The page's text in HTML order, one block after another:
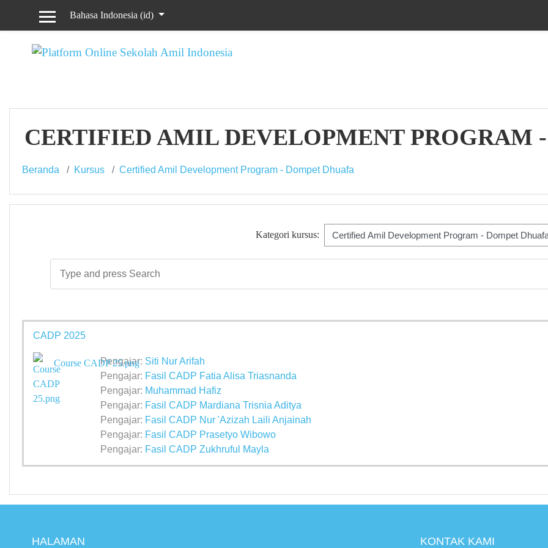
Panel sampingBahasa Indonesia ‎(id)‎
CERTIFIED AMIL DEVELOPMENT PROGRAM
Beranda Kursus Certified Amil Development Program - Dompet Dhuafa
Kategori kursus:
CADP 2025
Course CADP 25.png
Pengajar: Siti Nur Arifah
Pengajar: Fasil CADP Fatia Alisa Triasnanda
Pengajar: Muhammad Hafiz
Pengajar: Fasil CADP Mardiana Trisnia Aditya
Pengajar: Fasil CADP Nur 'Azizah Laili Anjainah
Pengajar: Fasil CADP Prasetyo Wibowo
Pengajar: Fasil CADP Zukhruful Mayla
HALAMAN KONTAK KAMI